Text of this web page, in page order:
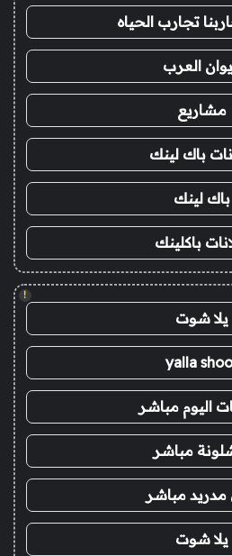
تجارب الحياه
العرب
مشاريع
باك لينك
باك لينك
باكلينك
!
يلا شوت
yalla
اليوم مباشر
مباشر
مدريد مباشر
يلا شوت